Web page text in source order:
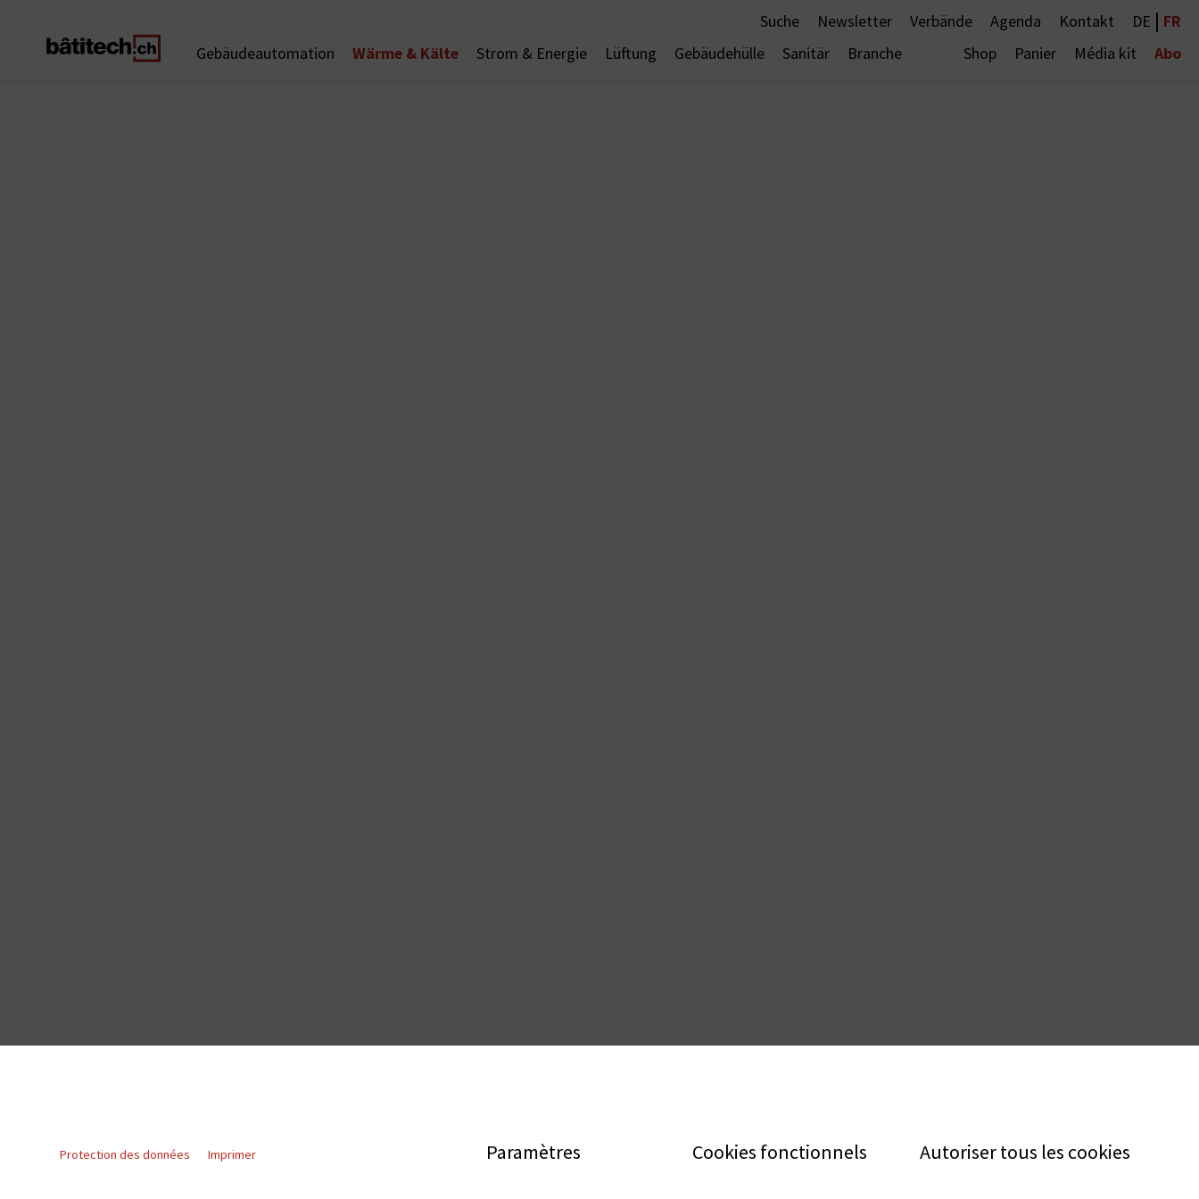
Suche Newsletter Verbände Agenda Kontakt DE | FR
Gebäudeautomation Wärme & Kälte Strom & Energie Lüftung Gebäudehülle Sanitär Branche Shop Panier Média kit Abo
Protection des données Imprimer Paramètres Cookies fonctionnels Autoriser tous les cookies